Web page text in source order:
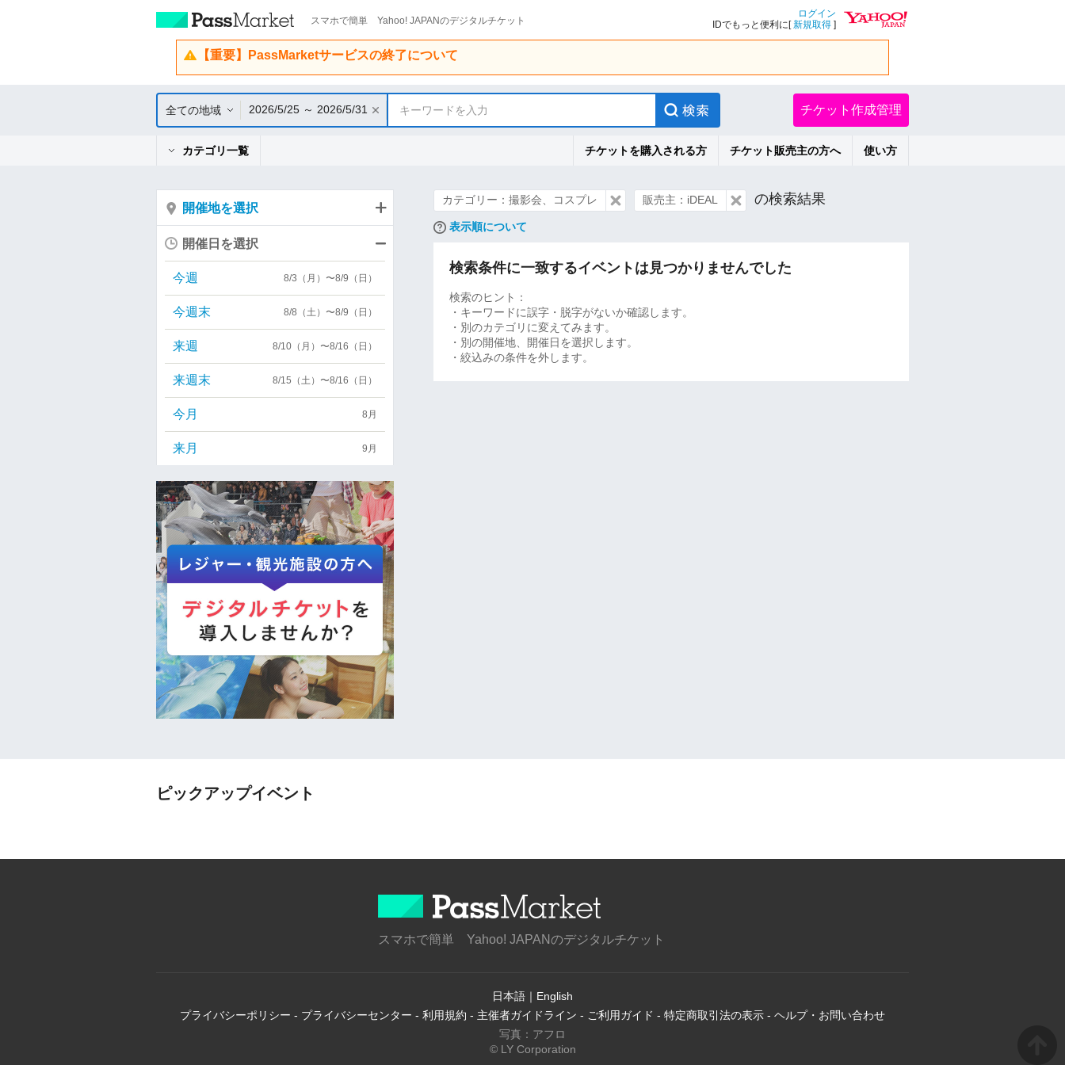
スマホで簡単 Yahoo! JAPANのデジタルチケット
ログイン
IDでもっと便利に[新規取得 ]
【重要】PassMarketサービスの終了について
全ての地域 2026/5/25 ～ 2026/5/31 キーワードを入力 チケット作成管理
カテゴリ一覧 チケットを購入される方 チケット販売主の方へ 使い方
カテゴリー：撮影会、コスプレ 販売主：iDEAL の検索結果
表示順について
検索条件に一致するイベントは見つかりませんでした
検索のヒント：
・キーワードに誤字・脱字がないか確認します。
・別のカテゴリに変えてみます。
・別の開催地、開催日を選択します。
・絞込みの条件を外します。
開催地を選択
開催日を選択
今週 8/3（月）〜8/9（日）
今週末 8/8（土）〜8/9（日）
来週 8/10（月）〜8/16（日）
来週末 8/15（土）〜8/16（日）
今月 8月
来月 9月
ピックアップイベント
スマホで簡単 Yahoo! JAPANのデジタルチケット
日本語 ｜ English
プライバシーポリシー - プライバシーセンター - 利用規約 - 主催者ガイドライン - ご利用ガイド - 特定商取引法の表示 - ヘルプ・お問い合わせ
写真：アフロ
© LY Corporation